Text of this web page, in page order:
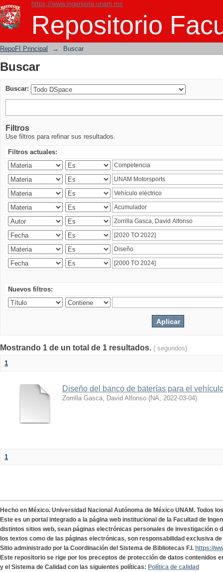
https://www.ingenieria.unam.mx
Repositorio
Buscar
RepoFI Principal → Buscar
Buscar
Buscar:
Filtros
Use filtros para refinar sus resultados.
Filtros actuales:
Nuevos filtros:
Mostrando 1 de un total de 1 resultados. ( segundos)
1
Diseño del banco de baterías para el
Zorrilla Gasca, David Alfonso (NA, 2022-03-04)
1
Hecho en México. Universidad Nacional Autónoma de México UNAM. Todos
Este es un portal integrado a la página web institucional de la Facultad de
distintos sitios web, sean páginas electrónicas personales de investigación o
los textos como de las páginas electrónicas, son responsabilidad exclusiva
Sitio administrado por la Coordinación del Sistema de Bibliotecas F.I. https://
Este repositorio se rige por los preceptos de protección de datos contenidos
y el Sistema de Calidad con las siguientes políticas: Política de calidad